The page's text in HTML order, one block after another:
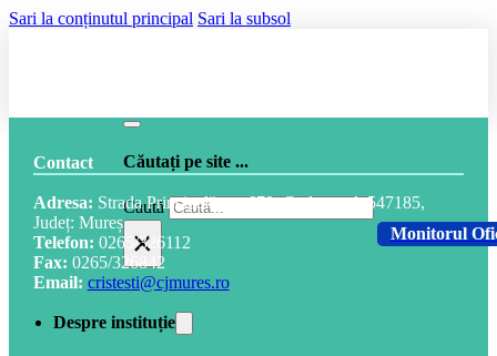
Sari la conținutul principal Sari la subsol
Căutați pe site ...
Caută
×
Despre instituție
Monitorul
Contact
Adresa: Strada Principală, nr. 678, Cod postal: 547185,
Județ: Mureș
Telefon: 0265/326112
Fax: 0265/326842
Email: cristesti@cjmures.ro